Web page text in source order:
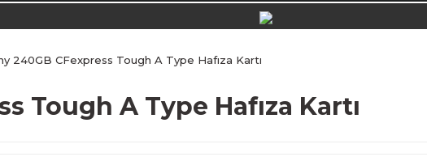
240GB CFexpress Tough A Type Hafıza Kartı
Tough A Type Hafıza Kartı